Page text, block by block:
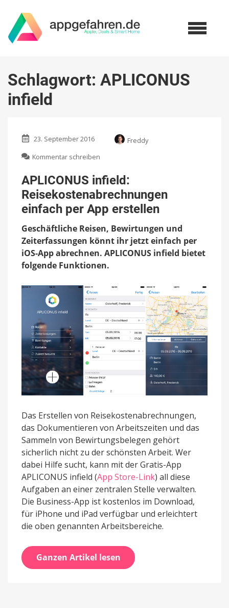
Schlagwort: APLICONUS
infield
23. September 2016
Freddy
Kommentar schreiben
infield:
Reisekostenabrechnungen
einfach
per
App
erstellen
APLICONUS infield:
Reisekostenabrechnungen
einfach per App erstellen
Geschäftliche Reisen, Bewirtungen und
Zeiterfassungen könnt ihr jetzt einfach per
iOS-App abrechnen. APLICONUS infield bietet
folgende Funktionen.
Das Erstellen von Reisekostenabrechnungen,
das Dokumentieren von Arbeitszeiten und das
Sammeln von Bewirtungsbelegen gehört
sicherlich nicht zu der schönsten Arbeit. Wer
dabei Hilfe sucht, kann mit der Gratis-App
APLICONUS infield (App Store-Link) all diese
Aufgaben an einer zentralen Stelle verwalten.
Die Business-App ist kostenlos im Download,
für iPhone und iPad verfügbar und erleichtert
die oben genannten Arbeitsbereiche.
Ganzen Artikel lesen